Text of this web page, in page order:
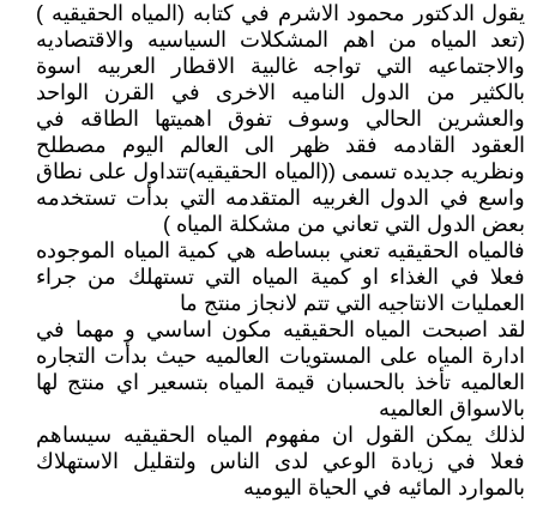
يقول الدكتور محمود الاشرم في كتابه (المياه الحقيقيه )
(تعد المياه من اهم المشكلات السياسيه والاقتصاديه
والاجتماعيه التي تواجه غالبية الاقطار العربيه اسوة
بالكثير من الدول الناميه الاخرى في القرن الواحد
والعشرين الحالي وسوف تفوق اهميتها الطاقه في
العقود القادمه فقد ظهر الى العالم اليوم مصطلح
ونظريه جديده تسمى ((المياه الحقيقيه)تتداول على نطاق
واسع في الدول الغربيه المتقدمه التي بدأت تستخدمه
بعض الدول التي تعاني من مشكلة المياه )
فالمياه الحقيقيه تعني ببساطه هي كمية المياه الموجوده
فعلا في الغذاء او كمية المياه التي تستهلك من جراء
العمليات الانتاجيه التي تتم لانجاز منتج ما
لقد اصبحت المياه الحقيقيه مكون اساسي و مهما في
ادارة المياه على المستويات العالميه حيث بدأت التجاره
العالميه تأخذ بالحسبان قيمة المياه بتسعير اي منتج لها
بالاسواق العالميه
لذلك يمكن القول ان مفهوم المياه الحقيقيه سيساهم
فعلا في زيادة الوعي لدى الناس ولتقليل الاستهلاك
بالموارد المائيه في الحياة اليوميه